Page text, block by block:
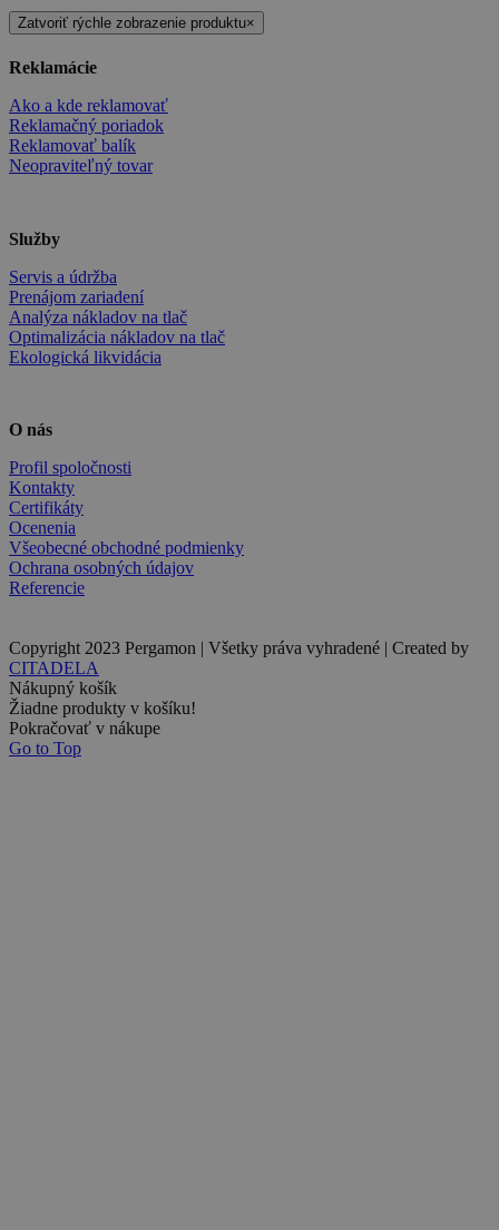
Zatvoriť rýchle zobrazenie produktu×
Reklamácie
Ako a kde reklamovať
Reklamačný poriadok
Reklamovať balík
Neopraviteľný tovar
Služby
Servis a údržba
Prenájom zariadení
Analýza nákladov na tlač
Optimalizácia nákladov na tlač
Ekologická likvidácia
O nás
Profil spoločnosti
Kontakty
Certifikáty
Ocenenia
Všeobecné obchodné podmienky
Ochrana osobných údajov
Referencie
Copyright 2023 Pergamon | Všetky práva vyhradené | Created by
CITADELA
Nákupný košík
Žiadne produkty v košíku!
Pokračovať v nákupe
Go to Top